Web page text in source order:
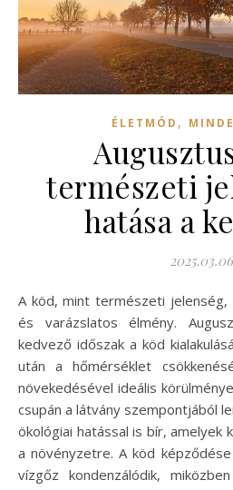
ÉLETMÓD ,
természeti
hatása a
A köd, mint természeti jelenség, sokak számára rejtélyes
és varázslatos élmény.
kedvező időszak a köd
után a hőmérséklet
növekedésével ideális
csupán a látvány szempontjából
ökológiai hatással is bír, amelyek
a növényzetre. A köd
vízgőz kondenzálódik,